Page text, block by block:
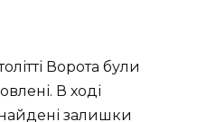
Ворота були
В ході
залишки